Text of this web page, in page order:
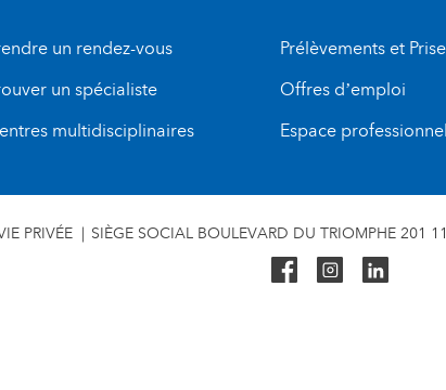
un rendez-vous
un spécialiste
multidisciplinaires
Prélèvements et
Offres d’emploi
Espace
PRIVÉE SIÈGE SOCIAL BOULEVARD DU TRIOMPHE 201